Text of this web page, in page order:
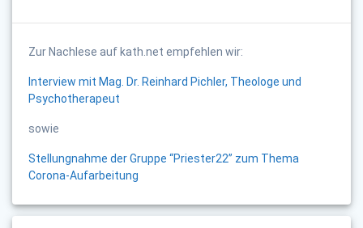
Zur Nachlese auf kath.net empfehlen wir:
Interview mit Mag. Dr. Reinhard Pichler, Theologe und
Psychotherapeut
sowie
Stellungnahme der Gruppe “Priester22” zum Thema
Corona-Aufarbeitung